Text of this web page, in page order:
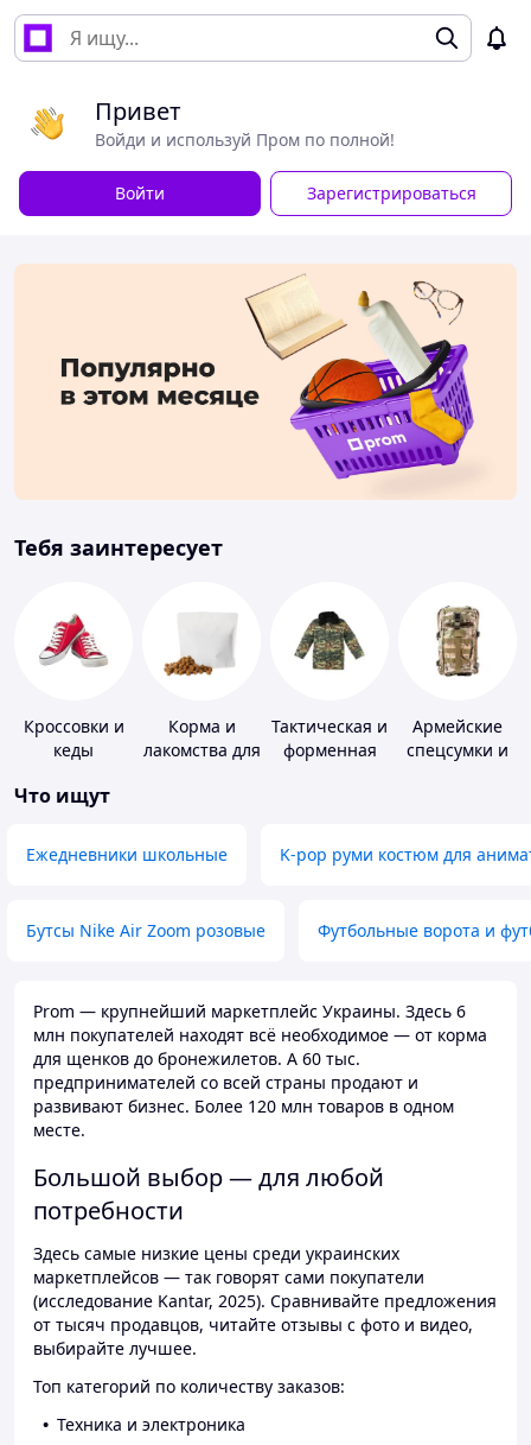
Привет
Войди и используй Пром по полной!
Войти Зарегистрироваться
Тебя заинтересует
Кроссовки и
кеды
Корма и
лакомства для
Тактическая и
форменная
Армейские
спецсумки и
Что ищут
Ежедневники школьные K-pop руми костюм для
Бутсы Nike Air Zoom розовые Футбольные ворота и
Prom — крупнейший маркетплейс Украины. Здесь 6
млн покупателей находят всё необходимое — от корма
для щенков до бронежилетов. А 60 тыс.
предпринимателей со всей страны продают и
развивают бизнес. Более 120 млн товаров в одном
месте.
Большой выбор — для любой
потребности
Здесь самые низкие цены среди украинских
маркетплейсов — так говорят сами покупатели
(исследование Kantar, 2025). Сравнивайте предложения
от тысяч продавцов, читайте отзывы с фото и видео,
выбирайте лучшее.
Топ категорий по количеству заказов:
Техника и электроника